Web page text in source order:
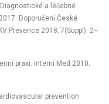
a léčebné
Doporučení České
Prevence 2018; 7(Suppl): 2–
praxi. Interní Med 2010;
prevention